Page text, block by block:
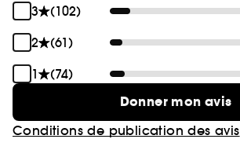
3
(102)
2
(61)
1
(74)
Donner mon avis
Conditions de publication des avis